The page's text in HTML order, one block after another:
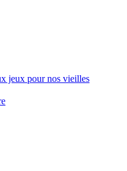
jeux pour nos vieilles